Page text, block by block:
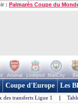
: Palmarès Coupe du
Arsenal Liverpool ManCity
Coupe d'Europe Les
des transferts Ligue 1 |